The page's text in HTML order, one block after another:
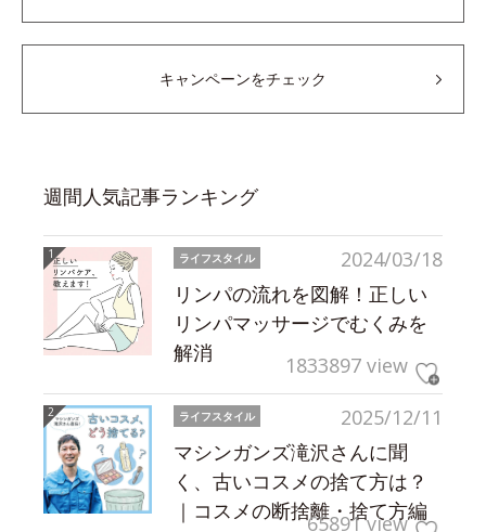
キャンペーンをチェック
週間人気記事ランキング
2024/03/18
ライフスタイル
リンパの流れを図解！正しい
リンパマッサージでむくみを
解消
1833897 view
2025/12/11
ライフスタイル
マシンガンズ滝沢さんに聞
く、古いコスメの捨て方は？
｜コスメの断捨離・捨て方編
65891 view